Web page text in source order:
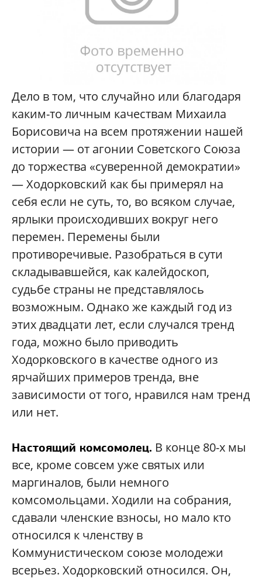
Дело в том, что случайно или благодаря
каким-то личным качествам Михаила
Борисовича на всем протяжении нашей
истории — от агонии Советского Союза
до торжества «суверенной демократии»
— Ходорковский как бы примерял на
себя если не суть, то, во всяком случае,
ярлыки происходивших вокруг него
перемен. Перемены были
противоречивые. Разобраться в сути
складывавшейся, как калейдоскоп,
судьбе страны не представлялось
возможным. Однако же каждый год из
этих двадцати лет, если случался тренд
года, можно было приводить
Ходорковского в качестве одного из
ярчайших примеров тренда, вне
зависимости от того, нравился нам тренд
или нет.
Настоящий комсомолец. В конце 80-х мы
все, кроме совсем уже святых или
маргиналов, были немного
комсомольцами. Ходили на собрания,
сдавали членские взносы, но мало кто
относился к членству в
Коммунистическом союзе молодежи
всерьез. Ходорковский относился. Он,